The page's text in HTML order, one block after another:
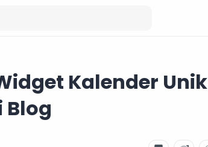
Kalender Unik
Blog